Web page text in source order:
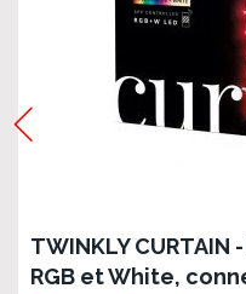
TWINKLY CURTAIN
RGB et White,